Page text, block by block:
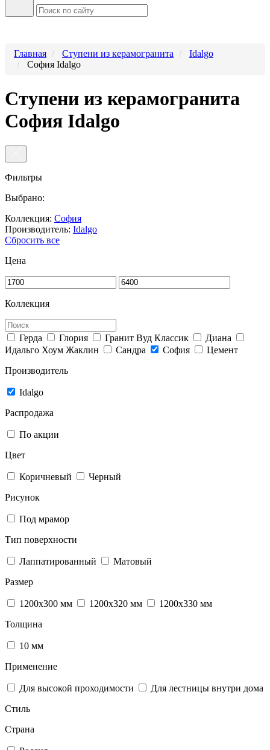
Главная Ступени из керамогранита
Idalgo
София Idalgo
Ступени из керамогранита
София Idalgo
Фильтры
Выбрано:
Коллекция: София
Производитель: Idalgo
Сбросить все
Цена
Коллекция
Герда Глория Гранит Вуд Классик
Диана
Идальго Хоум Жаклин
Сандра София
Цемент
Производитель
Idalgo
Распродажа
По акции
Цвет
Коричневый
Черный
Рисунок
Под мрамор
Тип поверхности
Лаппатированный
Матовый
Размер
1200х300 мм 1200х320 мм
1200х330 мм
Толщина
10 мм
Применение
Для высокой проходимости
Для лестницы внутри дома
Стиль
Страна